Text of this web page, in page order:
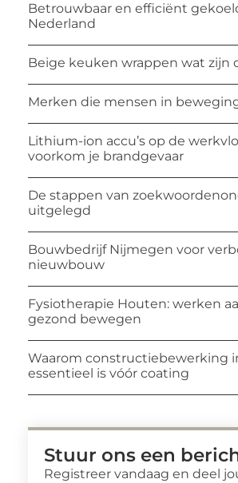
Betrouwbaar en efficiënt
Nederland
Beige keuken wrappen wat zijn
Merken die mensen in
Lithium-ion accu’s op de
voorkom je brandgevaar
De stappen van
uitgelegd
Bouwbedrijf Nijmegen voor
nieuwbouw
Fysiotherapie Houten: werken
gezond bewegen
Waarom constructiebewerking
essentieel is vóór coating
Stuur ons een
Registreer vandaag en deel